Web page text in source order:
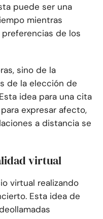
puede ser una
mientras
de los
sino de la
de la elección de
idea para una cita
expresar afecto,
a distancia se
virtual
virtual realizando
Esta idea de